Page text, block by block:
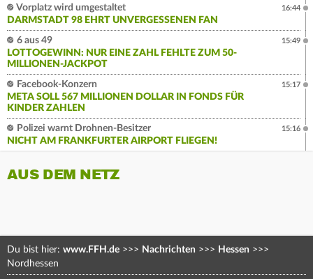
Vorplatz wird umgestaltet
DARMSTADT 98 EHRT UNVERGESSENEN FAN
16:44
6 aus 49
LOTTOGEWINN: NUR EINE ZAHL FEHLTE ZUM 50-
MILLIONEN-JACKPOT
15:49
Facebook-Konzern
META SOLL 567 MILLIONEN DOLLAR IN FONDS FÜR
KINDER ZAHLEN
15:17
Polizei warnt Drohnen-Besitzer
NICHT AM FRANKFURTER AIRPORT FLIEGEN!
15:16
AUS DEM NETZ
Du bist hier: www.FFH.de >>> Nachrichten >>> Hessen >>>
Nordhessen